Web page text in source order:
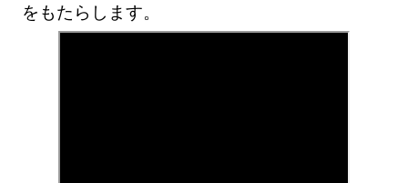
をもたらします。